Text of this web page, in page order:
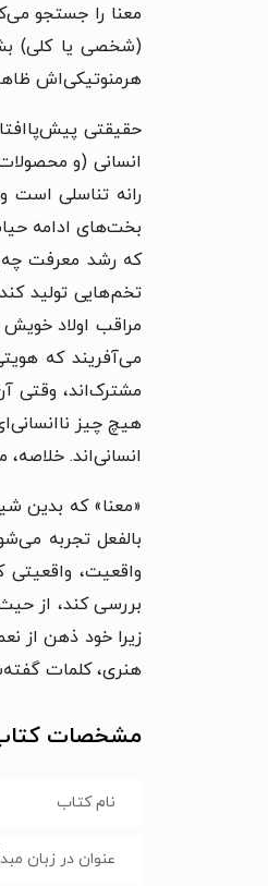
معنا را جستجو
(شخصی یا کلی)
هرمنوتیکی‌اش
حقیقتی
انسانی (و
رانه تناسلی
بخت‌های ادامه
که رشد معرفت
تخم‌هایی تولید
مراقب اولاد
می‌آفریند که
مشترک‌اند، وقتی
هیچ چیز
انسانی‌اند.
«معنا» که بدین
بالفعل تجربه
واقعیت،
بررسی کند، از
زیرا خود ذهن از
هنری، کلمات
مشخصات کتاب
نام کتاب
عنوان در زبان